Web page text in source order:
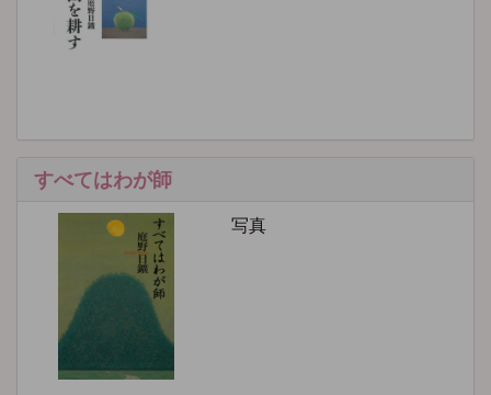
すべてはわが師
写真